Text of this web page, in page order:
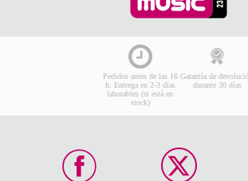
Pedidos antes de las 16
h: Entrega en 2-3 días
laborables (si está en
stock)
Garantía de
durante 30 días